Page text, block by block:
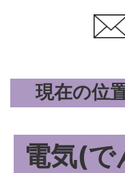
現在の位
電気(で